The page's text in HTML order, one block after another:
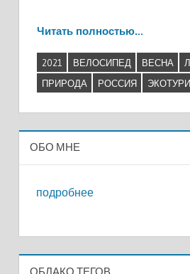
Читать полностью…
2021 ВЕЛОСИПЕД ВЕСНА
ПРИРОДА
РОССИЯ
ОБО МНЕ
подробнее
ОБЛАКО ТЕГОВ